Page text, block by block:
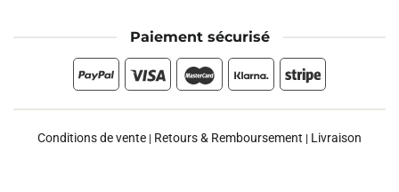
Paiement sécurisé
Conditions de vente | Retours & Remboursement | Livraison